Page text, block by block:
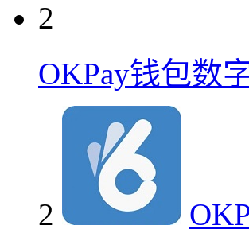
2
OKPay钱包数
2